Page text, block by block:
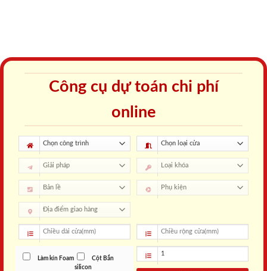
Công cụ dự toán chi phí
online
Làm kín Foam
Cột Bắn
silicon